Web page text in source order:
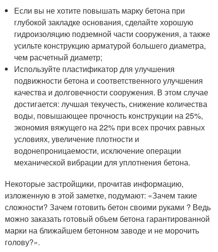
Если вы не хотите повышать марку бетона при
глубокой закладке основания, сделайте хорошую
гидроизоляцию подземной части сооружения, а также
усильте конструкцию арматурой большего диаметра,
чем расчетный диаметр;
Используйте пластификатор для улучшения
подвижности бетона и соответственного улучшения
качества и долговечности сооружения. В этом случае
достигается: лучшая текучесть, снижение количества
воды, повышающее прочность конструкции на 25%,
экономия вяжущего на 22% при всех прочих равных
условиях, увеличение плотности и
водонепроницаемости, исключение операции
механической вибрации для уплотнения бетона.
Некоторые застройщики, прочитав информацию,
изложенную в этой заметке, подумают: «Зачем такие
сложности? Зачем готовить бетон своими руками ? Ведь
можно заказать готовый объем бетона гарантированной
марки на ближайшем бетонном заводе и не морочить
голову?».